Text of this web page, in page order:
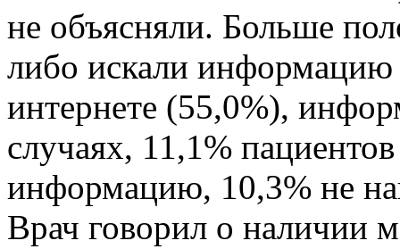
не объясняли. Больше
либо искали информацию
интернете (55,0%),
случаях, 11,1%
информацию, 10,3% не
Врач говорил о наличии